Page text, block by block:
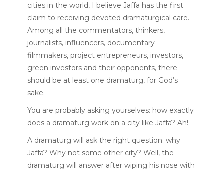
cities in the world, I believe Jaffa has the first
claim to receiving devoted dramaturgical care.
Among all the commentators, thinkers,
journalists, influencers, documentary
filmmakers, project entrepreneurs, investors,
green investors and their opponents, there
should be at least one dramaturg, for God’s
sake.
You are probably asking yourselves: how exactly
does a dramaturg work on a city like Jaffa? Ah!
A dramaturg will ask the right question: why
Jaffa? Why not some other city? Well, the
dramaturg will answer after wiping his nose with